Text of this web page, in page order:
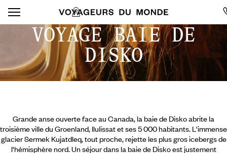
VOYAGE BAIE DE
DISKO
Grande anse ouverte face au Canada, la baie de Disko abrite la
troisième ville du Groenland, Ilulissat et ses 5 000 habitants. L'immense
glacier Sermek Kujatdleq, tout proche, rejette les plus gros icebergs de
l'hémisphère nord. Un séjour dans la baie de Disko est justement